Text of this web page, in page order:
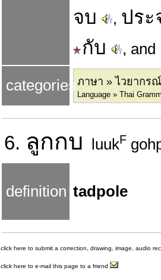
จบ
, ประ
กับ
, and
categoriesภาษา » ไวยากร
Language » Thai
6. ลูกกบ luukF
definition tadpole
click here to submit a correction, drawing, image, audio
click here to e-mail this page to a friend